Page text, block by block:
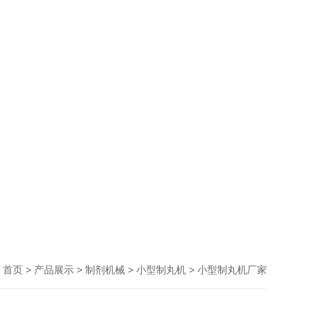
首页 > 产品展示 > 制剂机械 > 小型制丸机 > 小型制丸机厂家